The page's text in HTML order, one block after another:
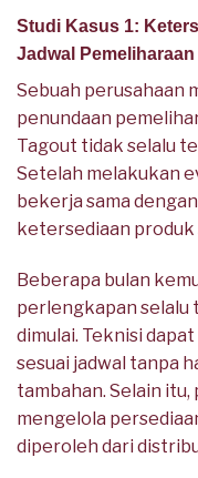
Studi Kasus 1:
Jadwal Pemeliharaan
Sebuah perusahaan
penundaan
Tagout tidak selalu
Setelah melakukan
bekerja sama
ketersediaan
Beberapa bulan
perlengkapan selalu
dimulai. Teknisi
sesuai jadwal tanpa
tambahan. Selain itu,
mengelola
diperoleh dari